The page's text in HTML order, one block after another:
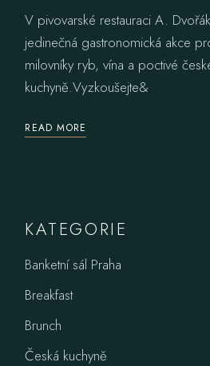
V pivovarské restauraci A.
jedinečná gastronomická akce
milovníky ryb, vína a poctivé
kuchyně.Vyzkoušejte&
READ MORE
KATEGORIE
Banketní sál Praha
Breakfast
Brunch
Česká kuchyně